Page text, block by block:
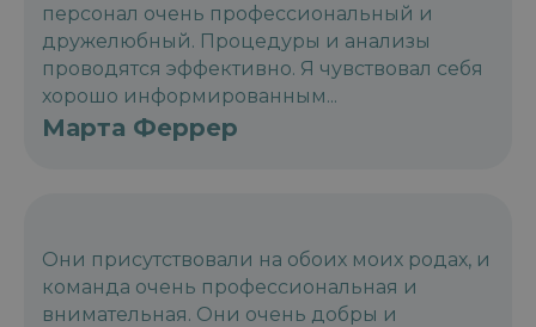
персонал очень профессиональный и
дружелюбный. Процедуры и анализы
проводятся эффективно. Я чувствовал себя
хорошо информированным...
Марта Феррер
Они присутствовали на обоих моих родах, и
команда очень профессиональная и
внимательная. Они очень добры и